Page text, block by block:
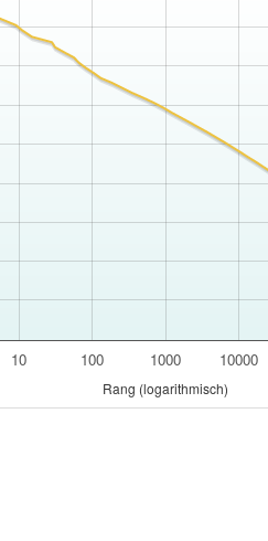
10 100 1000 10000
Rang (logarithmisch)